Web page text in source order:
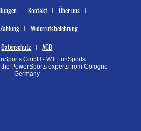
Kontakt
Über uns
Widerrufsbelehrung
Datenschutz
AGB
GmbH - WT FunSports
PowerSports experts from Cologne
Germany